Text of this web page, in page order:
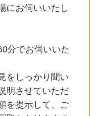
にお伺いいたし
分でお伺いいた
をしっかり聞い
明させていただ
を提示して、ご